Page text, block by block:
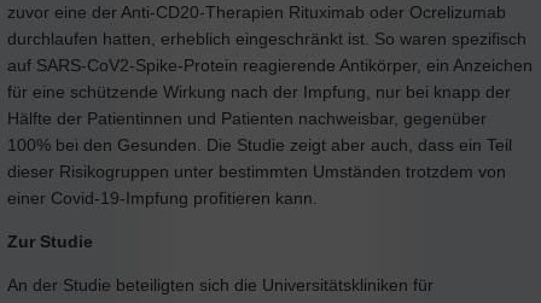
zuvor eine der Anti-CD20-Therapien Rituximab oder Ocrelizumab
durchlaufen hatten, erheblich eingeschränkt ist. So waren spezifisch
auf SARS-CoV2-Spike-Protein reagierende Antikörper, ein Anzeichen
für eine schützende Wirkung nach der Impfung, nur bei knapp der
Hälfte der Patientinnen und Patienten nachweisbar, gegenüber
100% bei den Gesunden. Die Studie zeigt aber auch, dass ein Teil
dieser Risikogruppen unter bestimmten Umständen trotzdem von
einer Covid-19-Impfung profitieren kann.
Zur Studie
An der Studie beteiligten sich die Universitätskliniken für